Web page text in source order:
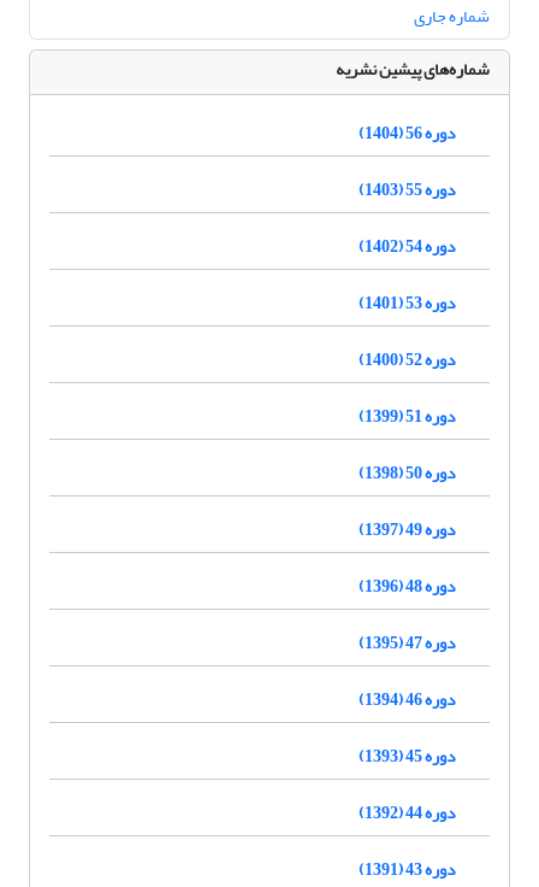
شماره جاری
شماره‌های پیشین نشریه
دوره 56 (1404)
دوره 55 (1403)
دوره 54 (1402)
دوره 53 (1401)
دوره 52 (1400)
دوره 51 (1399)
دوره 50 (1398)
دوره 49 (1397)
دوره 48 (1396)
دوره 47 (1395)
دوره 46 (1394)
دوره 45 (1393)
دوره 44 (1392)
دوره 43 (1391)